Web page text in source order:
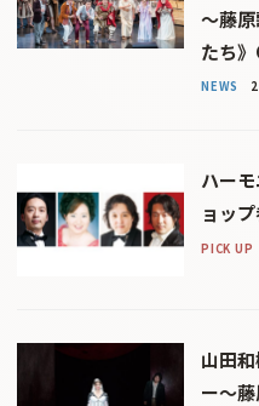
〜藤
たち
NEWS
ハー
ョッ
PICK UP
山田
ー〜